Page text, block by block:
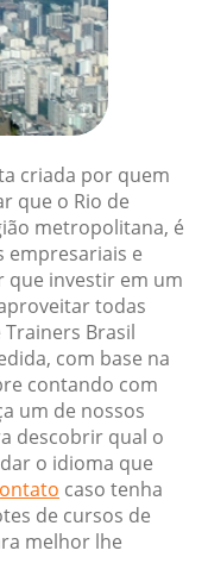
criada por quem
que o Rio de
metropolitana, é
e
que investir em um
todas
Brasil
com base na
contando com
um de nossos
descobrir qual o
o idioma que
caso tenha
de cursos de
melhor lhe